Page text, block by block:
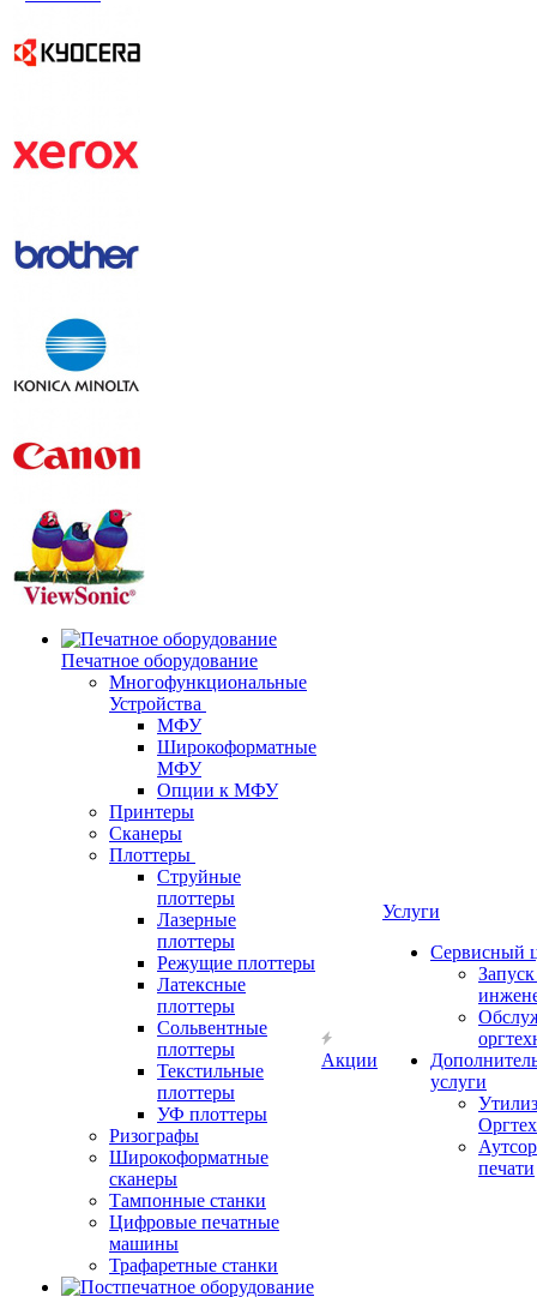
Печатное оборудование
Многофункциональные
Устройства
МФУ
Широкоформатные
МФУ
Опции к МФУ
Принтеры
Сканеры
Плоттеры
Струйные
плоттеры
Лазерные
плоттеры
Режущие плоттеры
Латексные
плоттеры
Сольвентные
плоттеры
Текстильные
плоттеры
УФ плоттеры
Ризографы
Широкоформатные
сканеры
Тампонные станки
Цифровые печатные
машины
Трафаретные станки
Акции
Услуги
Сервисный
услуги
печати